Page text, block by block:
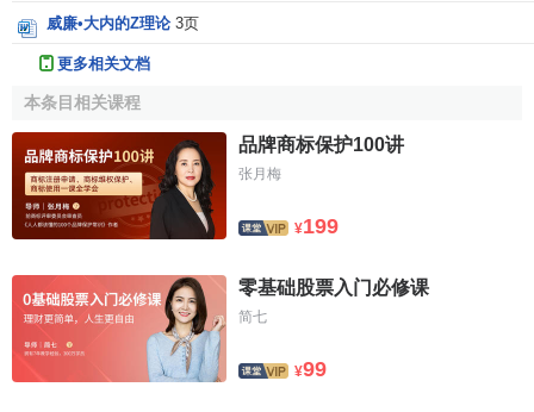
放弃自己安乐和休息所作的牺牲，资本则是资本家放弃目前
享乐所作的牺牲，是对自己欲望和个人消费所作的节制．因
此，工资是对工人牺牲的报酬，利润是对资本家“节欲”的报
是他用价格替换价值，认为在竞争条件下，供求关系
格，会接近劳动和资本所构成的生产费用
耳还是不能说明价值决定的问题。他把资本家与雇佣工人的
关系歪曲为共同牺牲的平等关系，目的就是为了抹煞和掩盖
资本对劳动的剥削关系，为 资本主义制度进行辩护
四、经济政策主张
提出“最后一小时”理论 ，替利润辩论。“最后一小时”：当
威廉•大内的Z理论 3页
更多相关文档
本条目相关课程
品牌商标保护100讲
张月梅
¥199
零基础股票入门必修课
简七
¥99